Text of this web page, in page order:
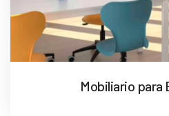
Mobiliario para